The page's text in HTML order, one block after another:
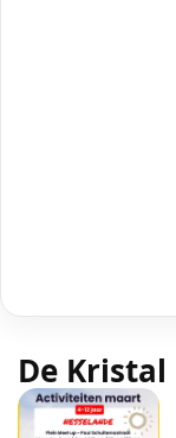
De Kristal